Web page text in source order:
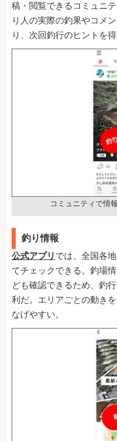
稿・閲覧できるコミュニ
り人の実際の釣果やコメ
り、次回釣行のヒントを
コミュニティで情
釣り情報
公式アプリ では、全国各
てチェックできる。釣場
ども確認できるため、釣
利だ。エリアごとの動き
なげやすい。